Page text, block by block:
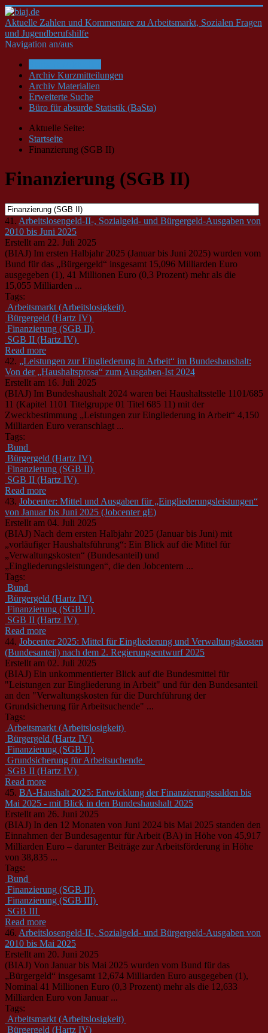
Aktuelle Zahlen und Kommentare zu Arbeitsmarkt, Sozialen Fragen
und Jugendberufshilfe
Navigation an/aus
Archiv Kurzmitteilungen
Archiv Materialien
Erweiterte Suche
Büro für absurde Statistik (BaSta)
Aktuelle Seite:
Startseite
Finanzierung (SGB II)
Finanzierung (SGB II)
41. Arbeitslosengeld-II-, Sozialgeld- und Bürgergeld-Ausgaben von
2010 bis Juni 2025
Erstellt am 22. Juli 2025
(BIAJ) Im ersten Halbjahr 2025 (Januar bis Juni 2025) wurden vom
Bund für das „Bürgergeld“ insgesamt 15,096 Milliarden Euro
ausgegeben (1), 41 Millionen Euro (0,3 Prozent) mehr als die
15,055 Milliarden ...
Tags:
Arbeitsmarkt (Arbeitslosigkeit)
Bürgergeld (Hartz IV)
Finanzierung (SGB II)
SGB II (Hartz IV)
Read more
42. „Leistungen zur Eingliederung in Arbeit“ im Bundeshaushalt:
Von der „Haushaltsprosa“ zum Ausgaben-Ist 2024
Erstellt am 16. Juli 2025
(BIAJ) Im Bundeshaushalt 2024 waren bei Haushaltsstelle 1101/685
11 (Kapitel 1101 Titelgruppe 01 Titel 685 11) mit der
Zweckbestimmung „Leistungen zur Eingliederung in Arbeit“ 4,150
Milliarden Euro veranschlagt ...
Tags:
Bund
Bürgergeld (Hartz IV)
Finanzierung (SGB II)
SGB II (Hartz IV)
Read more
43. Jobcenter: Mittel und Ausgaben für „Eingliederungsleistungen“
von Januar bis Juni 2025 (Jobcenter gE)
Erstellt am 04. Juli 2025
(BIAJ) Nach dem ersten Halbjahr 2025 (Januar bis Juni) mit
„vorläufiger Haushaltsführung“: Ein Blick auf die Mittel für
„Verwaltungskosten“ (Bundesanteil) und
„Eingliederungsleistungen“, die den Jobcentern ...
Tags:
Bund
Bürgergeld (Hartz IV)
Finanzierung (SGB II)
SGB II (Hartz IV)
Read more
44. Jobcenter 2025: Mittel für Eingliederung und Verwaltungskosten
(Bundesanteil) nach dem 2. Regierungsentwurf 2025
Erstellt am 02. Juli 2025
(BIAJ) Ein unkommentierter Blick auf die Bundesmittel für
"Leistungen zur Eingliederung in Arbeit" und für den Bundesanteil
an den "Verwaltungskosten für die Durchführung der
Grundsicherung für Arbeitsuchende" ...
Tags:
Arbeitsmarkt (Arbeitslosigkeit)
Bürgergeld (Hartz IV)
Finanzierung (SGB II)
Grundsicherung für Arbeitsuchende
SGB II (Hartz IV)
Read more
45. BA-Haushalt 2025: Entwicklung der Finanzierungssalden bis
Mai 2025 - mit Blick in den Bundeshaushalt 2025
Erstellt am 26. Juni 2025
(BIAJ) In den 12 Monaten von Juni 2024 bis Mai 2025 standen den
Einnahmen der Bundesagentur für Arbeit (BA) in Höhe von 45,917
Milliarden Euro – darunter Beiträge zur Arbeitsförderung in Höhe
von 38,835 ...
Tags:
Bund
Finanzierung (SGB II)
Finanzierung (SGB III)
SGB III
Read more
46. Arbeitslosengeld-II-, Sozialgeld- und Bürgergeld-Ausgaben von
2010 bis Mai 2025
Erstellt am 20. Juni 2025
(BIAJ) Von Januar bis Mai 2025 wurden vom Bund für das
„Bürgergeld“ insgesamt 12,674 Milliarden Euro ausgegeben (1),
Nominal 41 Millionen Euro (0,3 Prozent) mehr als die 12,633
Milliarden Euro von Januar ...
Tags:
Arbeitsmarkt (Arbeitslosigkeit)
Bürgergeld (Hartz IV)